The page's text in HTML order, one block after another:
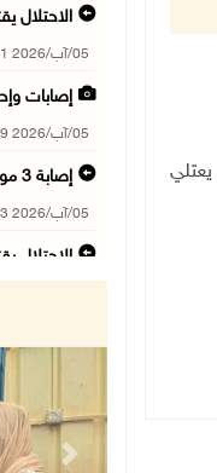
الاحتلال
05/آب/2026 11:01 م
إصابات
05/آب/2026 10:59 م
إصابة 3 مواطنين إثر اعتداء مستعمرين عليهم في ...
05/آب/2026 10:53 م
الاحتلال
05/آب/2026 10:19 م
Next